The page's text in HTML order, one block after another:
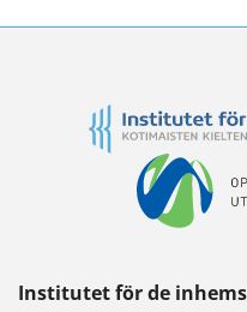
Institutet för de